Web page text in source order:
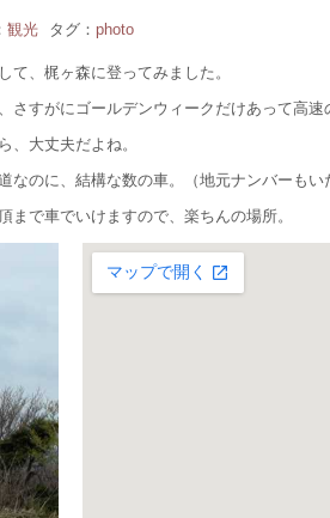
観光 タグ： photo
て、梶ヶ森に登ってみました。
さすがにゴールデンウィークだけあって高速
、大丈夫だよね。
なのに、結構な数の車。（地元ナンバーもい
まで車でいけますので、楽ちんの場所。